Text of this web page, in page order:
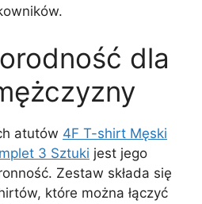
dla
atutów 4F T-shirt Męski
3 Sztuki jest jego
Zestaw składa się
które można łączyć